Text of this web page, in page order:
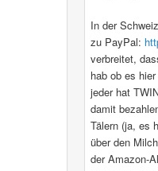
In der
zu PayPal:
verbreitet,
hab ob es
jeder hat
damit
Tälern (ja, es
über den
der Amazon-